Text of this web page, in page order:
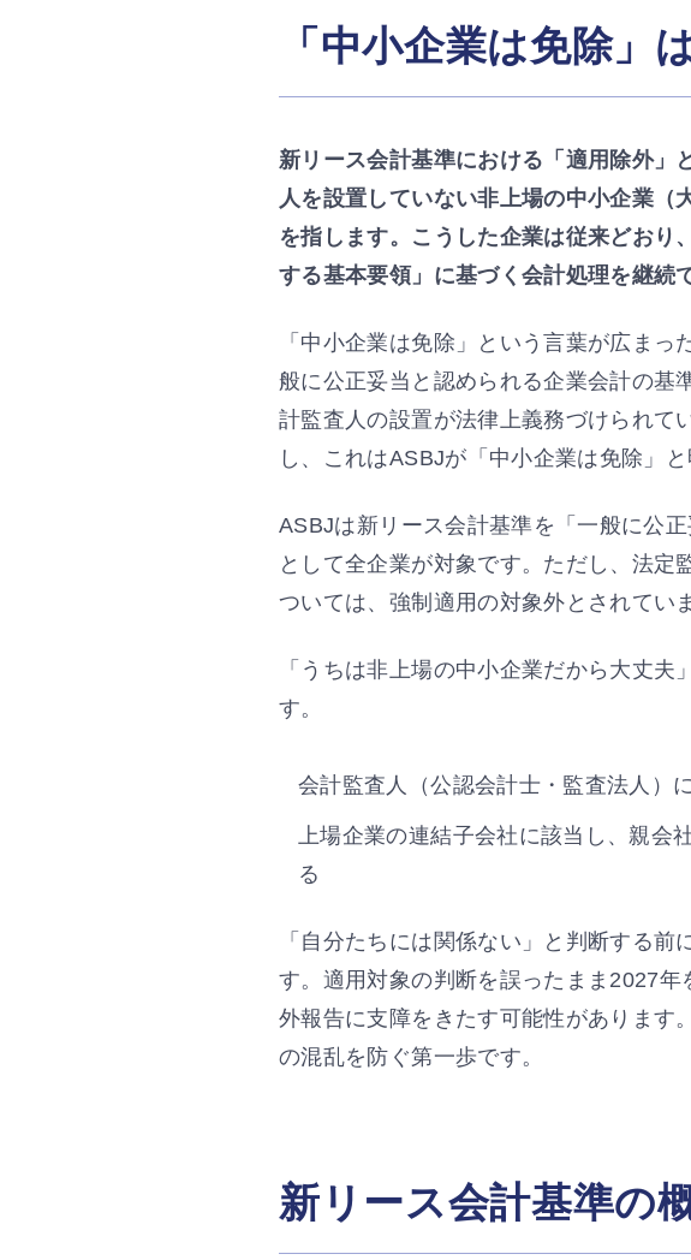
「中小企業は免除
新リース会計基準における「適用除外」
人を設置していない非上場の中小企業（
を指します。こうした企業は従来どおり
する基本要領」に基づく会計処理を継続
「中小企業は免除」という言葉が広ま
般に公正妥当と認められる企業会計の基
計監査人の設置が法律上義務づけられて
し、これはASBJが「中小企業は免除」
ASBJは新リース会計基準を「一般に公
として全企業が対象です。ただし、法
ついては、強制適用の対象外とされてい
「うちは非上場の中小企業だから大丈
す。
会計監査人（公認会計士・監査法人）
上場企業の連結子会社に該当し、親会
る
「自分たちには関係ない」と判断する
す。適用対象の判断を誤ったまま2027
外報告に支障をきたす可能性があります
の混乱を防ぐ第一歩です。
新リース会計基準の